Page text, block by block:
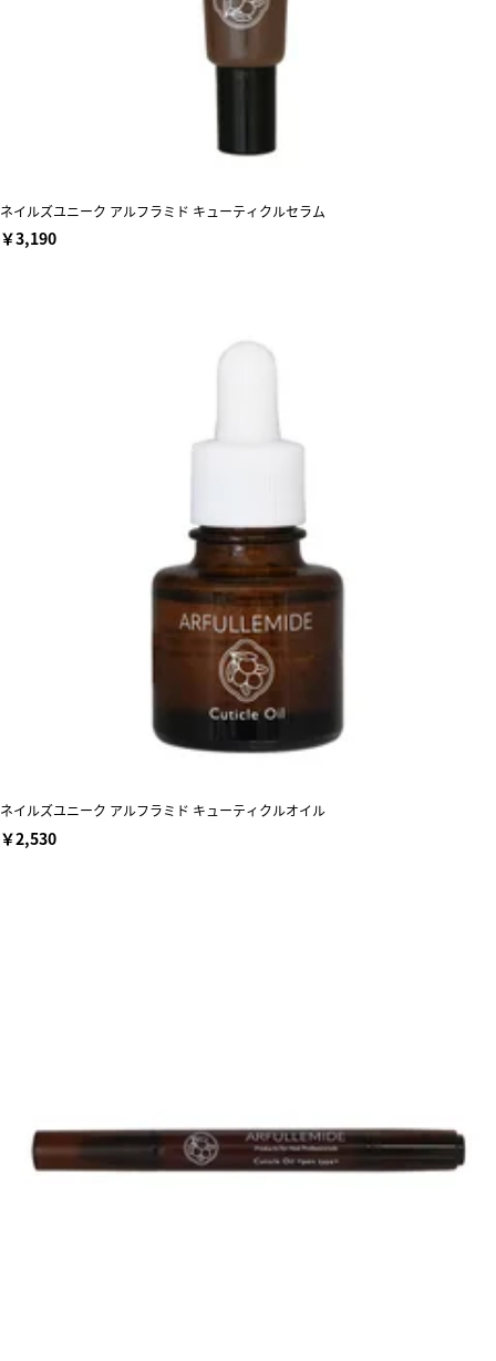
ネイルズユニーク アルフラミド キューティクルセラム
￥3,190
ネイルズユニーク アルフラミド キューティクルオイル
￥2,530